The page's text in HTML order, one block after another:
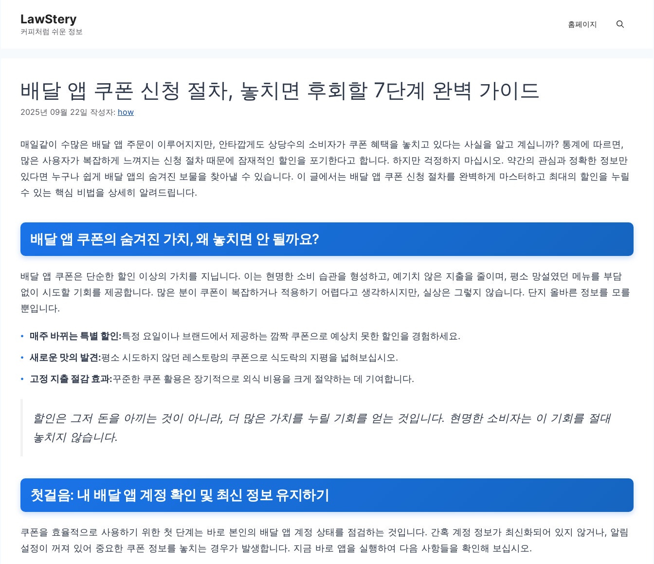
LawStery
커피처럼 쉬운 정보
홈페이지
배달 앱 쿠폰 신청 절차, 놓치면 후회할 7단계 완벽 가이드
2025년 09월 22일 작성자: how
매일같이 수많은 배달 앱 주문이 이루어지지만, 안타깝게도 상당수의 소비자가 쿠폰 혜택을 놓치고 있다는 사실을 알고 계십니까? 통계에 따르면,
많은 사용자가 복잡하게 느껴지는 신청 절차 때문에 잠재적인 할인을 포기한다고 합니다. 하지만 걱정하지 마십시오. 약간의 관심과 정확한 정보만
있다면 누구나 쉽게 배달 앱의 숨겨진 보물을 찾아낼 수 있습니다. 이 글에서는 배달 앱 쿠폰 신청 절차를 완벽하게 마스터하고 최대의 할인을 누릴
수 있는 핵심 비법을 상세히 알려드립니다.
배달 앱 쿠폰의 숨겨진 가치, 왜 놓치면 안 될까요?
배달 앱 쿠폰은 단순한 할인 이상의 가치를 지닙니다. 이는 현명한 소비 습관을 형성하고, 예기치 않은 지출을 줄이며, 평소 망설였던 메뉴를 부담
없이 시도할 기회를 제공합니다. 많은 분이 쿠폰이 복잡하거나 적용하기 어렵다고 생각하시지만, 실상은 그렇지 않습니다. 단지 올바른 정보를 모를
뿐입니다.
매주 바뀌는 특별 할인:특정 요일이나 브랜드에서 제공하는 깜짝 쿠폰으로 예상치 못한 할인을 경험하세요.
새로운 맛의 발견:평소 시도하지 않던 레스토랑의 쿠폰으로 식도락의 지평을 넓혀보십시오.
고정 지출 절감 효과:꾸준한 쿠폰 활용은 장기적으로 외식 비용을 크게 절약하는 데 기여합니다.
할인은 그저 돈을 아끼는 것이 아니라, 더 많은 가치를 누릴 기회를 얻는 것입니다. 현명한 소비자는 이 기회를 절대
놓치지 않습니다.
첫걸음: 내 배달 앱 계정 확인 및 최신 정보 유지하기
쿠폰을 효율적으로 사용하기 위한 첫 단계는 바로 본인의 배달 앱 계정 상태를 점검하는 것입니다. 간혹 계정 정보가 최신화되어 있지 않거나, 알림
설정이 꺼져 있어 중요한 쿠폰 정보를 놓치는 경우가 발생합니다. 지금 바로 앱을 실행하여 다음 사항들을 확인해 보십시오.